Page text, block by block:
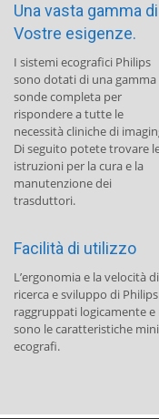
Una vasta gamma
Vostre esigenze.
I sistemi ecografici Philips
sono dotati di una gamma
sonde completa per
rispondere a tutte le
necessità cliniche di
Di seguito potete trovare
istruzioni per la cura e la
manutenzione dei
trasduttori.
Facilità di utilizzo
L’ergonomia e la velocità
ricerca e sviluppo di
raggruppati logicamente
sono le caratteristiche
ecografi.